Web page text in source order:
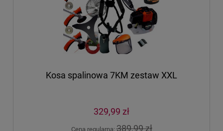
Kosa spalinowa 7KM zestaw XXL
329,99 zł
Cena regularna:389,99 zł